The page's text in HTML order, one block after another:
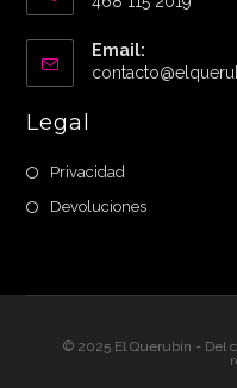
Email:
Legal
Privacidad
Devoluciones
© 2025 El Querubín - Del